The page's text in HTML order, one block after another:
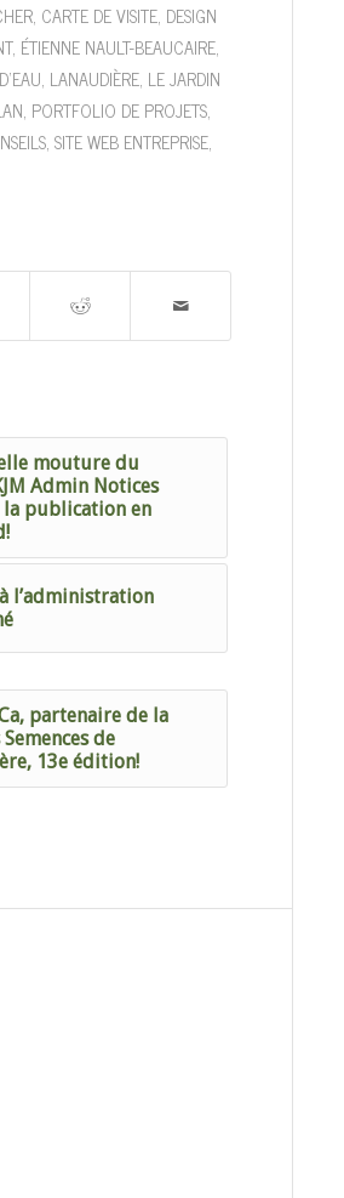
, CARTE DE VISITE, DESIGN
, ÉTIENNE NAULT-BEAUCAIRE,
, LANAUDIÈRE, LE JARDIN
, PORTFOLIO DE PROJETS,
,SITE WEB ENTREPRISE,
mouture du
Admin Notices
publication en
l’administration
partenaire de la
Semences de
13e édition!